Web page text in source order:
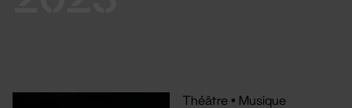
Théâtre • Musique